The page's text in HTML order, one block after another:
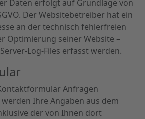
Daten erfolgt auf Grundlage von
Der Websitebetreiber hat ein
an der technisch fehlerfreien
Optimierung seiner Website –
Log-Files erfasst werden.
Anfragen
Ihre Angaben aus dem
der von Ihnen dort